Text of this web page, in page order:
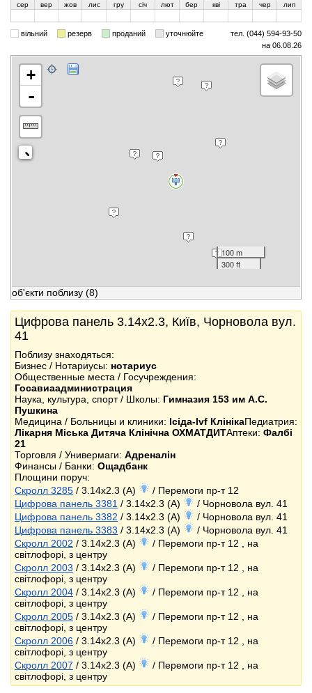
сер
вер жов лис гру січ лют бер кві тра чер лип
вільний резерв проданий уточнюйте
тел. (044) 594-93-50
на 06.08.26
+
-
100 m
300 ft
об'єкти поблизу (8)
Цифрова панель 3.14x2.3, Київ, Чорновола вул.
41
Поблизу знаходяться:
Бизнес / Нотариусы: нотариус
Общественные места / Госучреждения:
Госавиаадминистрация
Наука, культура, спорт / Школы: Гимназия 153 им А.С.
Пушкина
Медицина / Больницы и клиники: Ісіда-Ivf КлінікаПедиатрия:
Лікарня Міська Дитяча Клінічна ОХМАТДИТАптеки: Фалбі
21
Торговля / Универмаги: Адреналін
Финансы / Банки: Ощадбанк
Площини поруч:
Скролл 3285 / 3.14x2.3 (A)
/ Перемоги пр-т 12
Цифрова панель 3381 / 3.14x2.3 (A)
/ Чорновола вул. 41
Цифрова панель 3382 / 3.14x2.3 (A)
/ Чорновола вул. 41
Цифрова панель 3383 / 3.14x2.3 (A)
/ Чорновола вул. 41
Скролл 2002 / 3.14x2.3 (A)
/ Перемоги пр-т 12 , на
світлофорі, з центру
Скролл 2003 / 3.14x2.3 (A)
/ Перемоги пр-т 12 , на
світлофорі, з центру
Скролл 2004 / 3.14x2.3 (A)
/ Перемоги пр-т 12 , на
світлофорі, з центру
Скролл 2005 / 3.14x2.3 (A)
/ Перемоги пр-т 12 , на
світлофорі, з центру
Скролл 2006 / 3.14x2.3 (A)
/ Перемоги пр-т 12 , на
світлофорі, з центру
Скролл 2007 / 3.14x2.3 (A)
/ Перемоги пр-т 12 , на
світлофорі, з центру